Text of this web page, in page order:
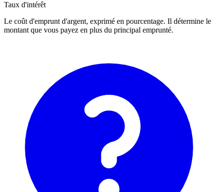
Taux d'intérêt
Le coût d'emprunt d'argent, exprimé en pourcentage. Il détermine le
montant que vous payez en plus du principal emprunté.